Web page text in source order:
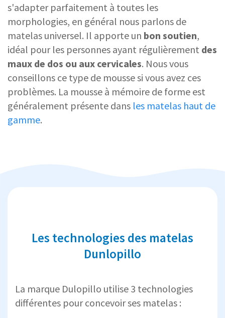
s'adapter parfaitement à toutes les
morphologies, en général nous parlons de
matelas universel. Il apporte un bon soutien,
idéal pour les personnes ayant régulièrement des
maux de dos ou aux cervicales. Nous vous
conseillons ce type de mousse si vous avez ces
problèmes. La mousse à mémoire de forme est
généralement présente dans les matelas haut de
gamme.
Les technologies des matelas
Dunlopillo
La marque Dulopillo utilise 3 technologies
différentes pour concevoir ses matelas :